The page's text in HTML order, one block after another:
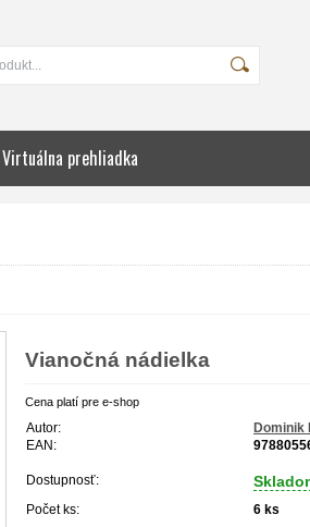
Virtuálna prehliadka
Vianočná nádielka
Cena platí pre e-shop
Autor:
Dominik
EAN:
Dostupnosť:
Počet ks: 6 ks